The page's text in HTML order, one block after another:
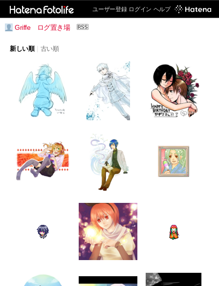
ユーザー登録 ログイン ヘルプ
Griffe ログ置き場
新しい順 | 古い順